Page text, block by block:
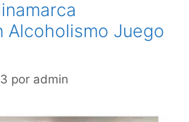
Alcoholismo Juego
por admin